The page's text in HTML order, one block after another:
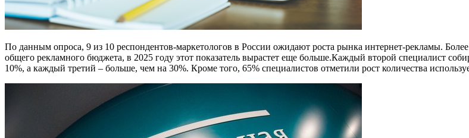
По данным опроса, 9 из 10 респондентов-маркетологов в России ожидают роста рынка интернет-рекламы.
общего рекламного бюджета, в 2025 году этот показатель вырастет еще больше.Каждый второй специалист
10%, а каждый третий – больше, чем на 30%. Кроме того, 65% специалистов отметили рост количества